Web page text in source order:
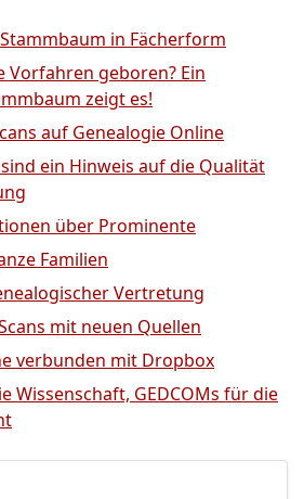
in Fächerform
Vorfahren geboren? Ein
zeigt es!
auf Genealogie Online
ein Hinweis auf die Qualität
über Prominente
Familien
Vertretung
mit neuen Quellen
verbunden mit Dropbox
Wissenschaft, GEDCOMs für die